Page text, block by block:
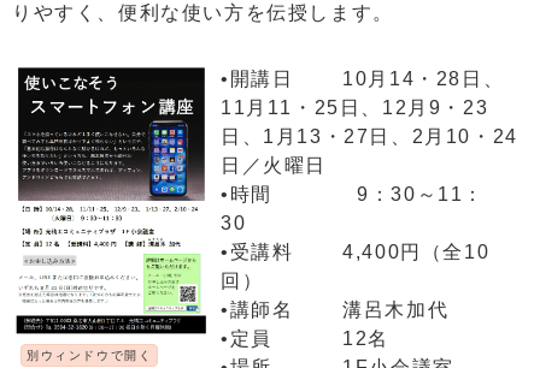
りやすく、便利な使い方を伝授します。
別ウィンドウで開く
•開講日 10月14・28日、
11月11・25日、12月9・23
日、1月13・27日、2月10・24
日／火曜日
•時間 9：30～11：
30
•受講料 4,400円（全10
回）
•講師名 溝呂木加代
•定員 12名